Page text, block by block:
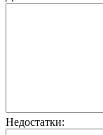
Недостатки: